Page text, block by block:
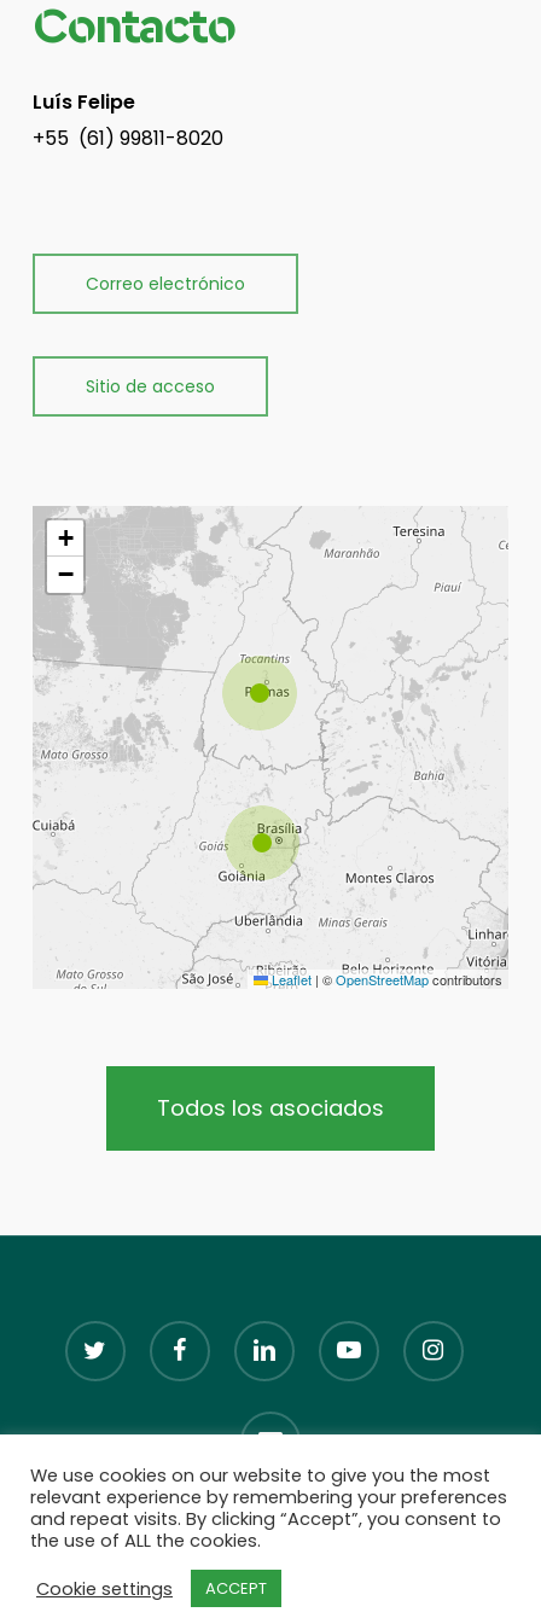
Contacto
Luís Felipe
+55 (61) 99811-8020
Correo electrónico
Sitio de acceso
+
−
Leaflet | ©OpenStreetMapcontributors
Todos los asociados
twitter facebook linkedin youtube instagram
email
© 2026 Brazilian Renderers.
We use cookies on our website to give you the most
relevant experience by remembering your preferences
and repeat visits. By clicking “Accept”, you consent to
the use of ALL the cookies.
Cookie settings
ACCEPT